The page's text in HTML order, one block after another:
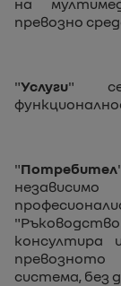
на
превозно
"Услуги" се
"Потребител
консултира
система, без